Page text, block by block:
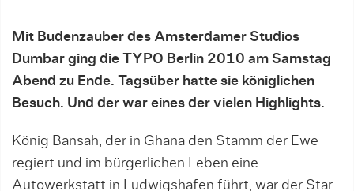
Mit Budenzauber des Amsterdamer Studios
Dumbar ging die TYPO Berlin 2010 am Samstag
Abend zu Ende. Tagsüber hatte sie königlichen
Besuch. Und der war eines der vielen Highlights.
König Bansah, der in Ghana den Stamm der Ewe
regiert und im bürgerlichen Leben eine
Autowerkstatt in Ludwigshafen führt, war der Star